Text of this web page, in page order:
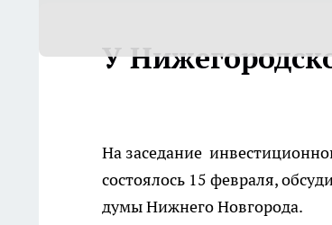
У
На заседание
состоялось 15 февраля,
думы Нижнего Новгорода.